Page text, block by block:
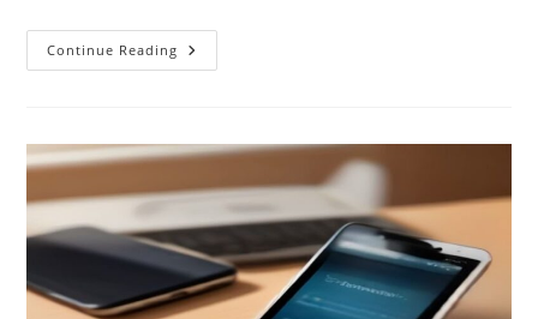
Continue Reading Como
Cancelar
Pelo
App
Sem
Pagar
Tarifas